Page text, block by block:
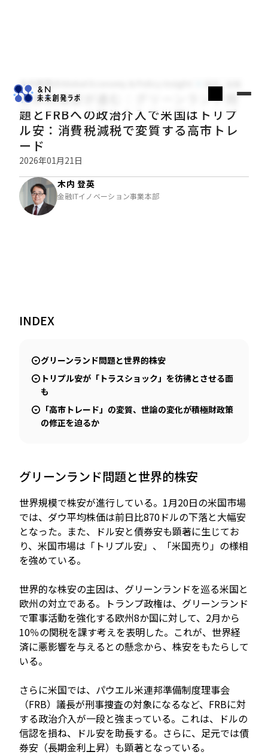
木内登英のGlobal Economy & Policy Insight
世界的株安が進む：グリーンランド問
題とFRBへの政治介入で米国はトリプ
ル安：消費税減税で変質する高市トレ
ード
2026年01月21日
木内 登英
金融ITイノベーション事業本部
INDEX
グリーンランド問題と世界的株安
トリプル安が「トラスショック」を彷彿とさせる面
も
「高市トレード」の変質、世論の変化が積極財政策
の修正を迫るか
グリーンランド問題と世界的株安
世界規模で株安が進行している。1月20日の米国市場
では、ダウ平均株価は前日比870ドルの下落と大幅安
となった。また、ドル安と債券安も顕著に生じてお
り、米国市場は「トリプル安」、「米国売り」の様相
を強めている。
世界的な株安の主因は、グリーンランドを巡る米国と
欧州の対立である。トランプ政権は、グリーンランド
で軍事活動を強化する欧州8か国に対して、2月から
10％の関税を課す考えを表明した。これが、世界経
済に悪影響を与えるとの懸念から、株安をもたらして
いる。
さらに米国では、パウエル米連邦準備制度理事会
（FRB）議長が刑事捜査の対象になるなど、FRBに対
する政治介入が一段と強まっている。これは、ドルの
信認を損ね、ドル安を助長する。さらに、足元では債
券安（長期金利上昇）も顕著となっている。